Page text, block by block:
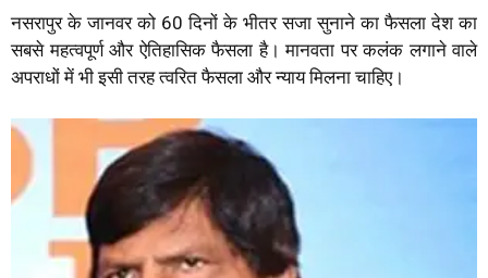
नसरापुर के जानवर को 60 दिनों के भीतर सजा सुनाने का फैसला देश का
सबसे महत्वपूर्ण और ऐतिहासिक फैसला है। मानवता पर कलंक लगाने वाले
अपराधों में भी इसी तरह त्वरित फैसला और न्याय मिलना चाहिए।